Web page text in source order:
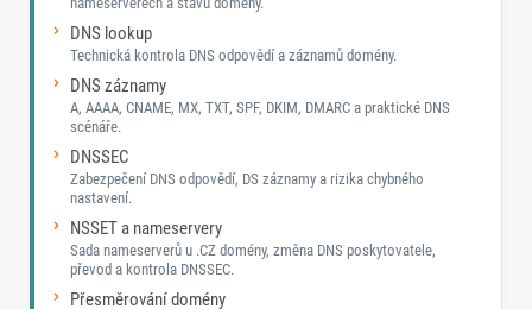
DNS lookup
Technická kontrola DNS odpovědí a záznamů domény.
DNS záznamy
A, AAAA, CNAME, MX, TXT, SPF, DKIM, DMARC a praktické DNS
scénáře.
DNSSEC
Zabezpečení DNS odpovědí, DS záznamy a rizika chybného
nastavení.
NSSET a nameservery
Sada nameserverů u .CZ domény, změna DNS poskytovatele,
převod a kontrola DNSSEC.
Přesměrování domény